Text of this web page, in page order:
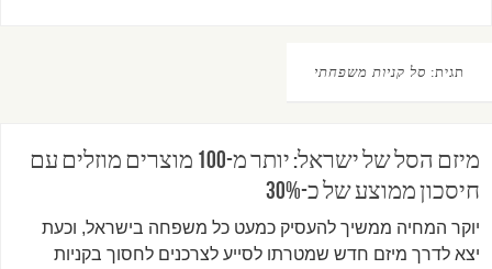
תגית: סל קניות משפחתי
מיזם הסל של ישראל: יותר מ-100 מוצרים מוזלים עם
חיסכון ממוצע של כ-30%
יוקר המחיה ממשיך להעסיק כמעט כל משפחה בישראל, וכעת
יצא לדרך מיזם חדש שמטרתו לסייע לצרכנים לחסוך בקניות